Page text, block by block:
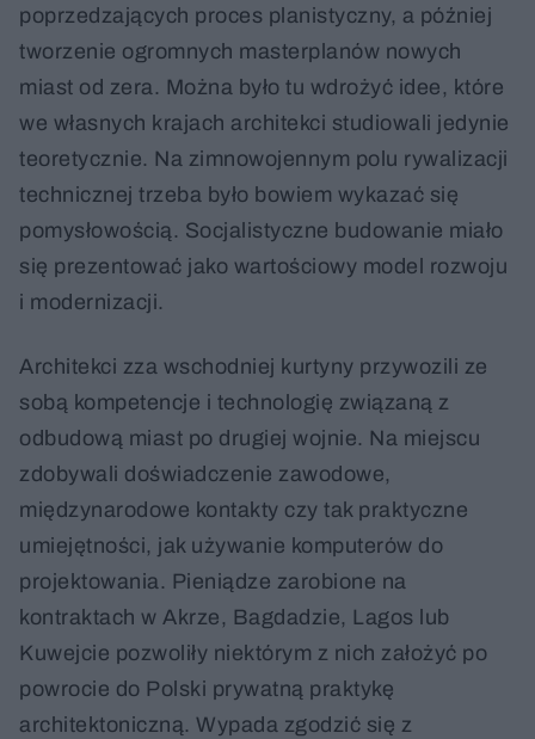
poprzedzających proces planistyczny, a później
tworzenie ogromnych masterplanów nowych
miast od zera. Można było tu wdrożyć idee, które
we własnych krajach architekci studiowali jedynie
teoretycznie. Na zimnowojennym polu rywalizacji
technicznej trzeba było bowiem wykazać się
pomysłowością. Socjalistyczne budowanie miało
się prezentować jako wartościowy model rozwoju
i modernizacji.
Architekci zza wschodniej kurtyny przywozili ze
sobą kompetencje i technologię związaną z
odbudową miast po drugiej wojnie. Na miejscu
zdobywali doświadczenie zawodowe,
międzynarodowe kontakty czy tak praktyczne
umiejętności, jak używanie komputerów do
projektowania. Pieniądze zarobione na
kontraktach w Akrze, Bagdadzie, Lagos lub
Kuwejcie pozwoliły niektórym z nich założyć po
powrocie do Polski prywatną praktykę
architektoniczną. Wypada zgodzić się z